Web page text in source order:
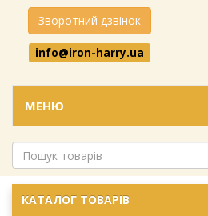
Зворотний дзвінок
info@iron-harry.ua
МЕНЮ
КАТАЛОГ ТОВАРІВ